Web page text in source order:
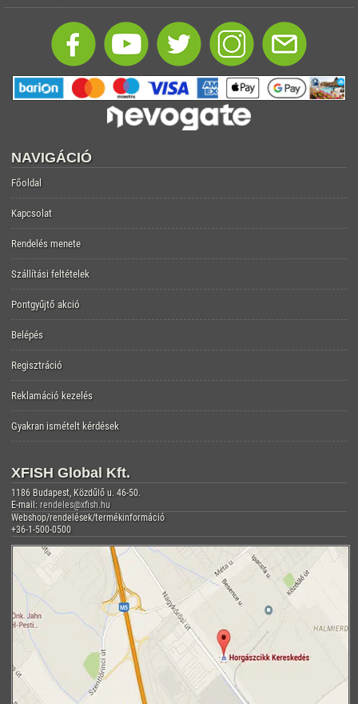
NAVIGÁCIÓ
Főoldal
Kapcsolat
Rendelés menete
Szállítási feltételek
Pontgyűjtő akció
Belépés
Regisztráció
Reklamáció kezelés
Gyakran ismételt kérdések
XFISH Global Kft.
1186 Budapest, Közdűlő u. 46-50.
E-mail: rendeles@xfish.hu
Webshop/rendelések/termékinformáció
+36-1-500-0500